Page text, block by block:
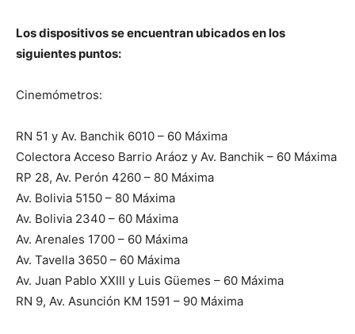
Los dispositivos se encuentran ubicados en los
siguientes puntos:
Cinemómetros:
RN 51 y Av. Banchik 6010 – 60 Máxima
Colectora Acceso Barrio Aráoz y Av. Banchik – 60 Máxima
RP 28, Av. Perón 4260 – 80 Máxima
Av. Bolivia 5150 – 80 Máxima
Av. Bolivia 2340 – 60 Máxima
Av. Arenales 1700 – 60 Máxima
Av. Tavella 3650 – 60 Máxima
Av. Juan Pablo XXIII y Luis Güemes – 60 Máxima
RN 9, Av. Asunción KM 1591 – 90 Máxima